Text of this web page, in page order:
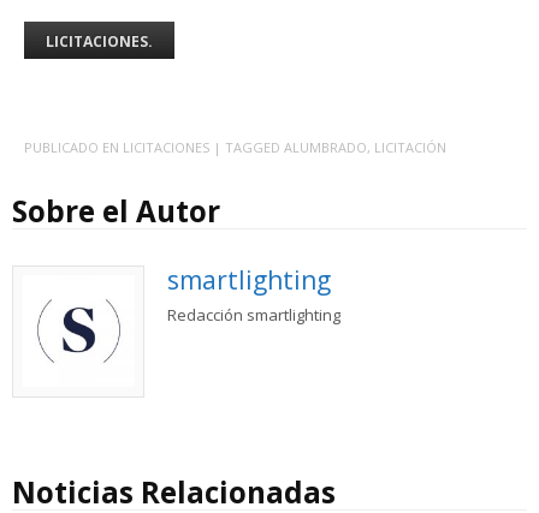
LICITACIONES.
PUBLICADO EN LICITACIONES | TAGGED ALUMBRADO, LICITACIÓN
Sobre el Autor
smartlighting
Redacción smartlighting
Noticias Relacionadas